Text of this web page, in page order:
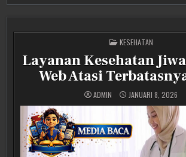
POSTED
IN
KESEHATAN
Layanan Kesehatan
Web Atasi
ADMIN JANUARI 8, 2026